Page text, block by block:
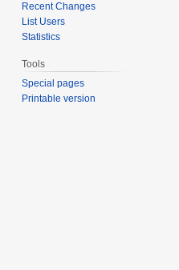
Recent Changes
List Users
Statistics
Tools
Special pages
Printable version